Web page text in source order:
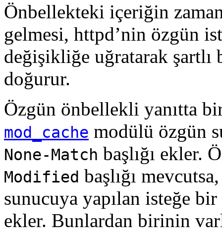
Önbellekteki içeriğin
gelmesi, httpd’nin özgün
değişikliğe uğratarak şartlı
doğurur.
Özgün önbellekli yanıtta
mod_cache modülü özgün
None-Match başlığı ekler.
Modified başlığı
sunucuya yapılan isteğe bir
ekler. Bunlardan birinin